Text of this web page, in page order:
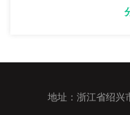
地址：浙江省绍兴